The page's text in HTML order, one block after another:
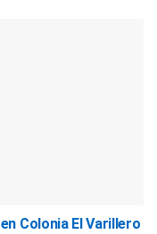
Colonia El Varillero